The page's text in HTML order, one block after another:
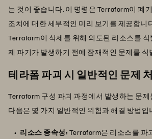
는 것이 좋습니다. 이 명령은 Terraform이 폐
조치에 대한 세부적인 미리 보기를 제공합니
Terraform이 삭제를 위해 의도된 리소스를
제 파기가 발생하기 전에 잠재적인 문제를 식
테라폼 파괴 시 일반적인 문제
Terraform 구성 파괴 과정에서 발생하는 문
다음은 몇 가지 일반적인 위험과 해결 방법입
리소스 종속성: Terraform은 리소스를 파